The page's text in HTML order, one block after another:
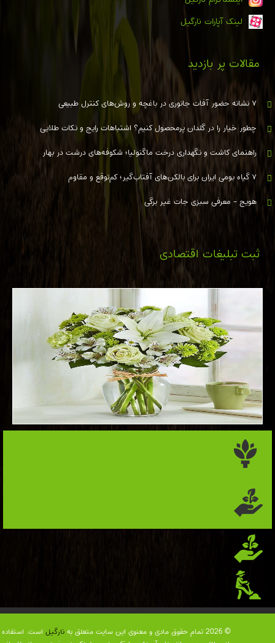
لینک آپارات نارگیل
مقالات پر بازدید
۷ نشانه حضور آفات جانوری در باغچه و روش‌های کنترل طبیعی
چطور خیار را در گلدان پرمحصول کنیم؟ اشتباهات رایج و نکات طلایی
راهنمای کاشت و نگهداری درخت ماگنولیا؛ شکوفه‌های درشت در بهار
۷ گیاه بومی ایران برای بالکن‌های آفتاب‌گیر؛ کم‌توقع و مقاوم
هویج - معرفی سبزی جات غیر برگی
ثبت تبلیغات اقتصادی
© 2026 تمام حقوق مادی و معنوی این سایت متعلق به نارگیل است. استفاده